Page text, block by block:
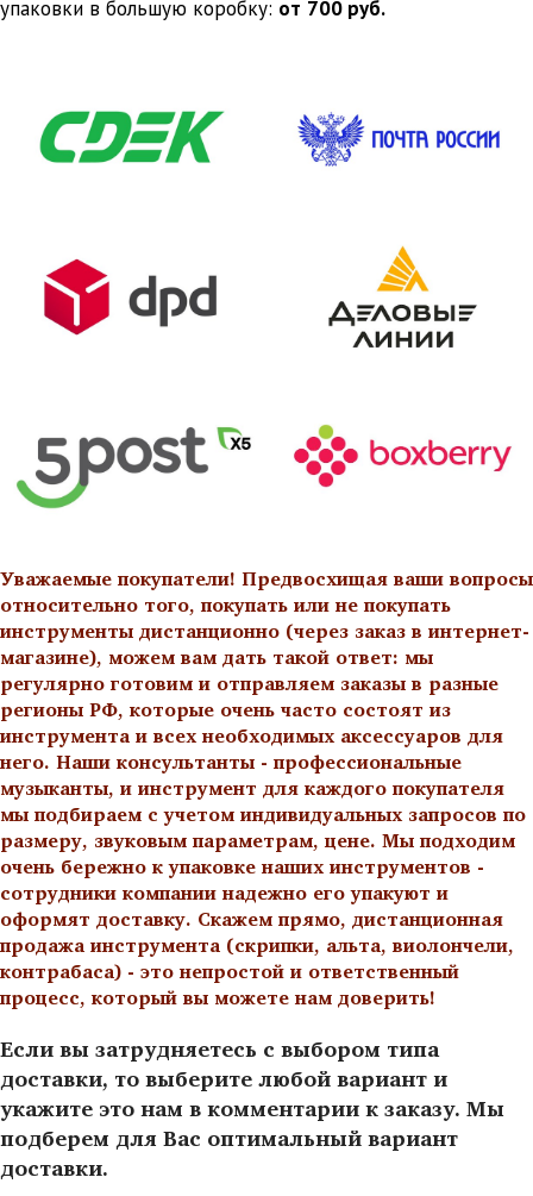
упаковки в большую коробку: от 700 руб.
Уважаемые покупатели! Предвосхищая ваши вопросы
относительно того, покупать или не покупать
инструменты дистанционно (через заказ в интернет-
магазине), можем вам дать такой ответ: мы
регулярно готовим и отправляем заказы в разные
регионы РФ, которые очень часто состоят из
инструмента и всех необходимых аксессуаров для
него. Наши консультанты - профессиональные
музыканты, и инструмент для каждого покупателя
мы подбираем с учетом индивидуальных запросов по
размеру, звуковым параметрам, цене. Мы подходим
очень бережно к упаковке наших инструментов -
сотрудники компании надежно его упакуют и
оформят доставку. Скажем прямо, дистанционная
продажа инструмента (скрипки, альта, виолончели,
контрабаса) - это непростой и ответственный
процесс, который вы можете нам доверить!
Если вы затрудняетесь с выбором типа
доставки, то выберите любой вариант и
укажите это нам в комментарии к заказу. Мы
подберем для Вас оптимальный вариант
доставки.